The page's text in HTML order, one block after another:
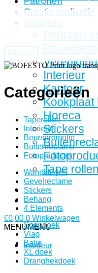
Creatie realisatie
Inspiratie
Beurzen
Interieur
Kantoor
Kookplaat
Horeca
Stickers
Tape rollen
€0,00 0 Winkelwagen
MENUMENU
Interieur
Filteren
Categorieën
Taperollen
Interieur
Beurspromotie
Buitenreclame
Fotoproducten
Wandkleden
Gevelreclame
Stickers
Behang
4 Elements
Spandoek
Vlag
Balie
XL doek
Dranghekdoek